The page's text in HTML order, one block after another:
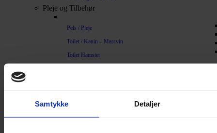
Samtykke Detaljer
Pleje og Tilbehør
Pels / Pleje
Toilet / Kanin – Marsvin
Toilet Hamster
Bure